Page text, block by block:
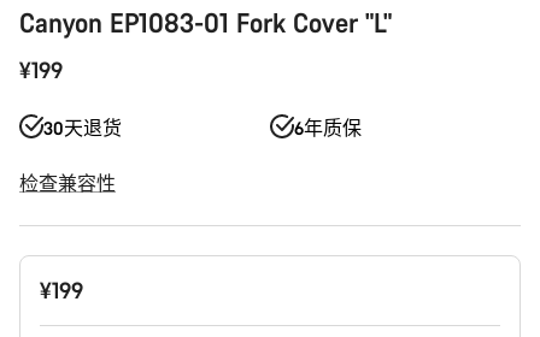
Canyon EP1083-01 Fork Cover "L"
¥199
30天退货 6年质保
检查兼容性
产
¥199